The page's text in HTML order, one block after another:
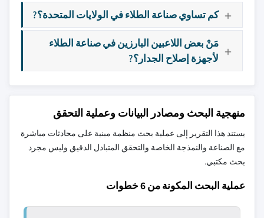
كم تساوي صناعة الطلاء في الولايات المتحدة؟?
مَنْ بعض اللاعبين البارزين في صناعة الطلاء
لأجهزة إصلاح الجدار؟?
منهجية البحث ومصادر البيانات وعملية التحقق
يستند هذا التقرير إلى عملية بحث منظمة مبنية على محادثات مباشرة
مع الصناعة والنمذجة الخاصة والتحقق المتبادل الدقيق وليس مجرد
بحث مكتبي.
عملية البحث المكونة من 6 خطوات